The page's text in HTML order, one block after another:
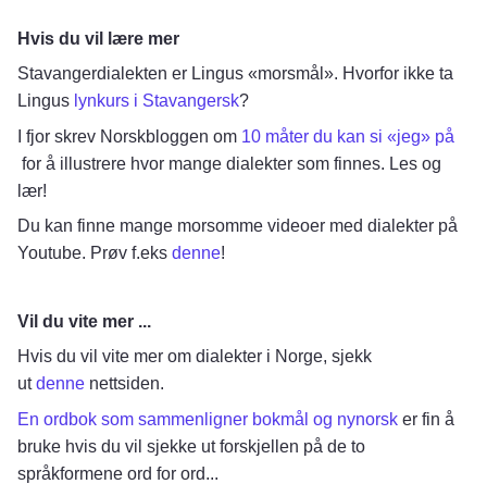
Hvis du vil lære mer
Stavangerdialekten er Lingus «morsmål». Hvorfor ikke ta
Lingus lynkurs i Stavangersk?
I fjor skrev Norskbloggen om 10 måter du kan si «jeg» på
for å illustrere hvor mange dialekter som finnes. Les og
lær!
Du kan finne mange morsomme videoer med dialekter på
Youtube. Prøv f.eks denne!
Vil du vite mer ...
Hvis du vil vite mer om dialekter i Norge, sjekk
utdenne nettsiden.
En ordbok som sammenligner bokmål og nynorsk er fin å
bruke hvis du vil sjekke utforskjellen på de to
språkformene ord for ord...